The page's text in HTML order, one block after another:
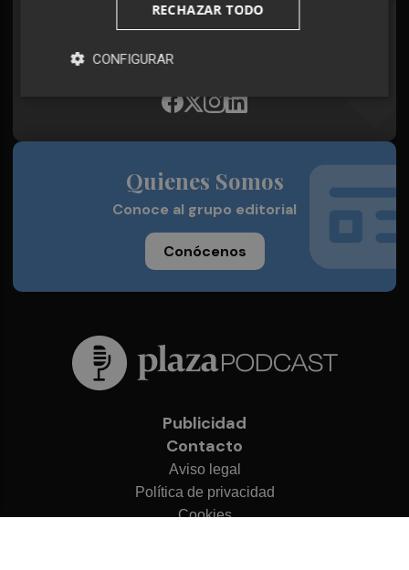
Síguenos en redes
Plaza Podcast, desde cualquier medio
Quienes Somos
Conoce al grupo editorial
Conócenos
Publicidad
Contacto
Aviso legal
Política de privacidad
Cookies
RECHAZAR TODO
CONFIGURAR